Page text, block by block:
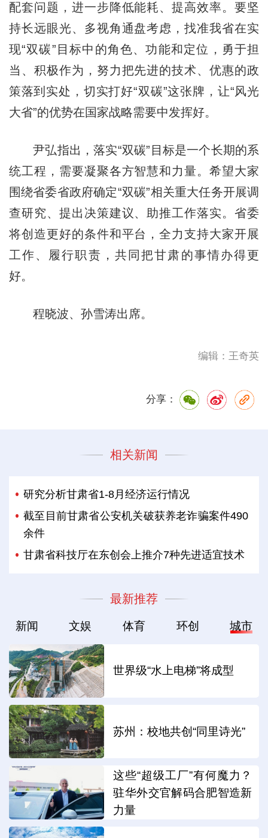
配套问题，进一步降低能耗、提高效率。要坚
持长远眼光、多视角通盘考虑，找准我省在实
现“双碳”目标中的角色、功能和定位，勇于担
当、积极作为，努力把先进的技术、优惠的政
策落到实处，切实打好“双碳”这张牌，让“风光
大省”的优势在国家战略需要中发挥好。
尹弘指出，落实“双碳”目标是一个长期的系
统工程，需要凝聚各方智慧和力量。希望大家
围绕省委省政府确定“双碳”相关重大任务开展调
查研究、提出决策建议、助推工作落实。省委
将创造更好的条件和平台，全力支持大家开展
工作、履行职责，共同把甘肃的事情办得更
好。
程晓波、孙雪涛出席。
编辑：王奇英
分享：
相关新闻
研究分析甘肃省1-8月经济运行情况
截至目前甘肃省公安机关破获养老诈骗案件490
余件
甘肃省科技厅在东创会上推介7种先进适宜技术
最新推荐
新闻 文娱 体育 环创 城市
世界级“水上电梯”将成型
苏州：校地共创“同里诗光”
这些“超级工厂”有何魔力？
驻华外交官解码合肥智造新
力量